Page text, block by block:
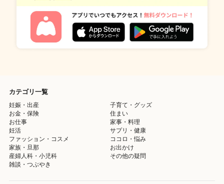
カテゴリ一覧
妊娠・出産
子育て・グッズ
お金・保険
住まい
お仕事
家事・料理
妊活
サプリ・健康
ファッション・コスメ
ココロ・悩み
家族・旦那
お出かけ
産婦人科・小児科
その他の疑問
雑談・つぶやき